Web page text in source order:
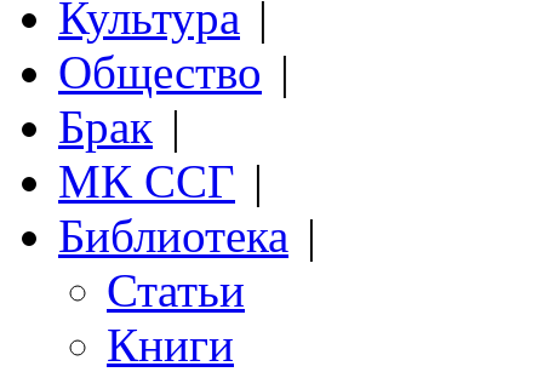
Культура |
Общество |
Брак |
МК ССГ |
Библиотека |
Статьи
Книги